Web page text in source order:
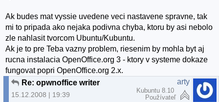
Ak budes mat vyssie uvedene veci nastavene spravne, tak
mi to pripada ako nejaka podivna chyba, ktoru by asi nebolo
zle nahlasit tvorcom Ubuntu/Kubuntu.
Ak je to pre Teba vazny problem, riesenim by mohla byt aj
rucna instalacia OpenOffice.org 3 - ktory v systeme dokaze
fungovat popri OpenOffice.org 2.x.
Re: opwnoffice writer
15.12.2008 | 19:39
arty
Kubuntu 8.10
Používateľ